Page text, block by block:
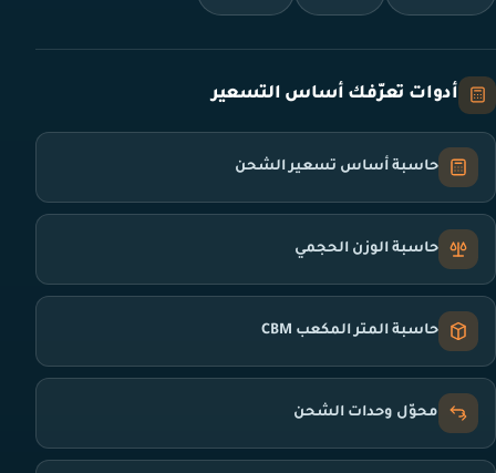
أدوات تعرّفك أساس التسعير
حاسبة أساس تسعير الشحن
حاسبة الوزن الحجمي
حاسبة المتر المكعب CBM
محوّل وحدات الشحن